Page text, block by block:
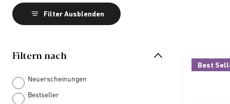
Filter Ausblenden
Filtern nach
Neuerscheinungen
Bestseller
Best